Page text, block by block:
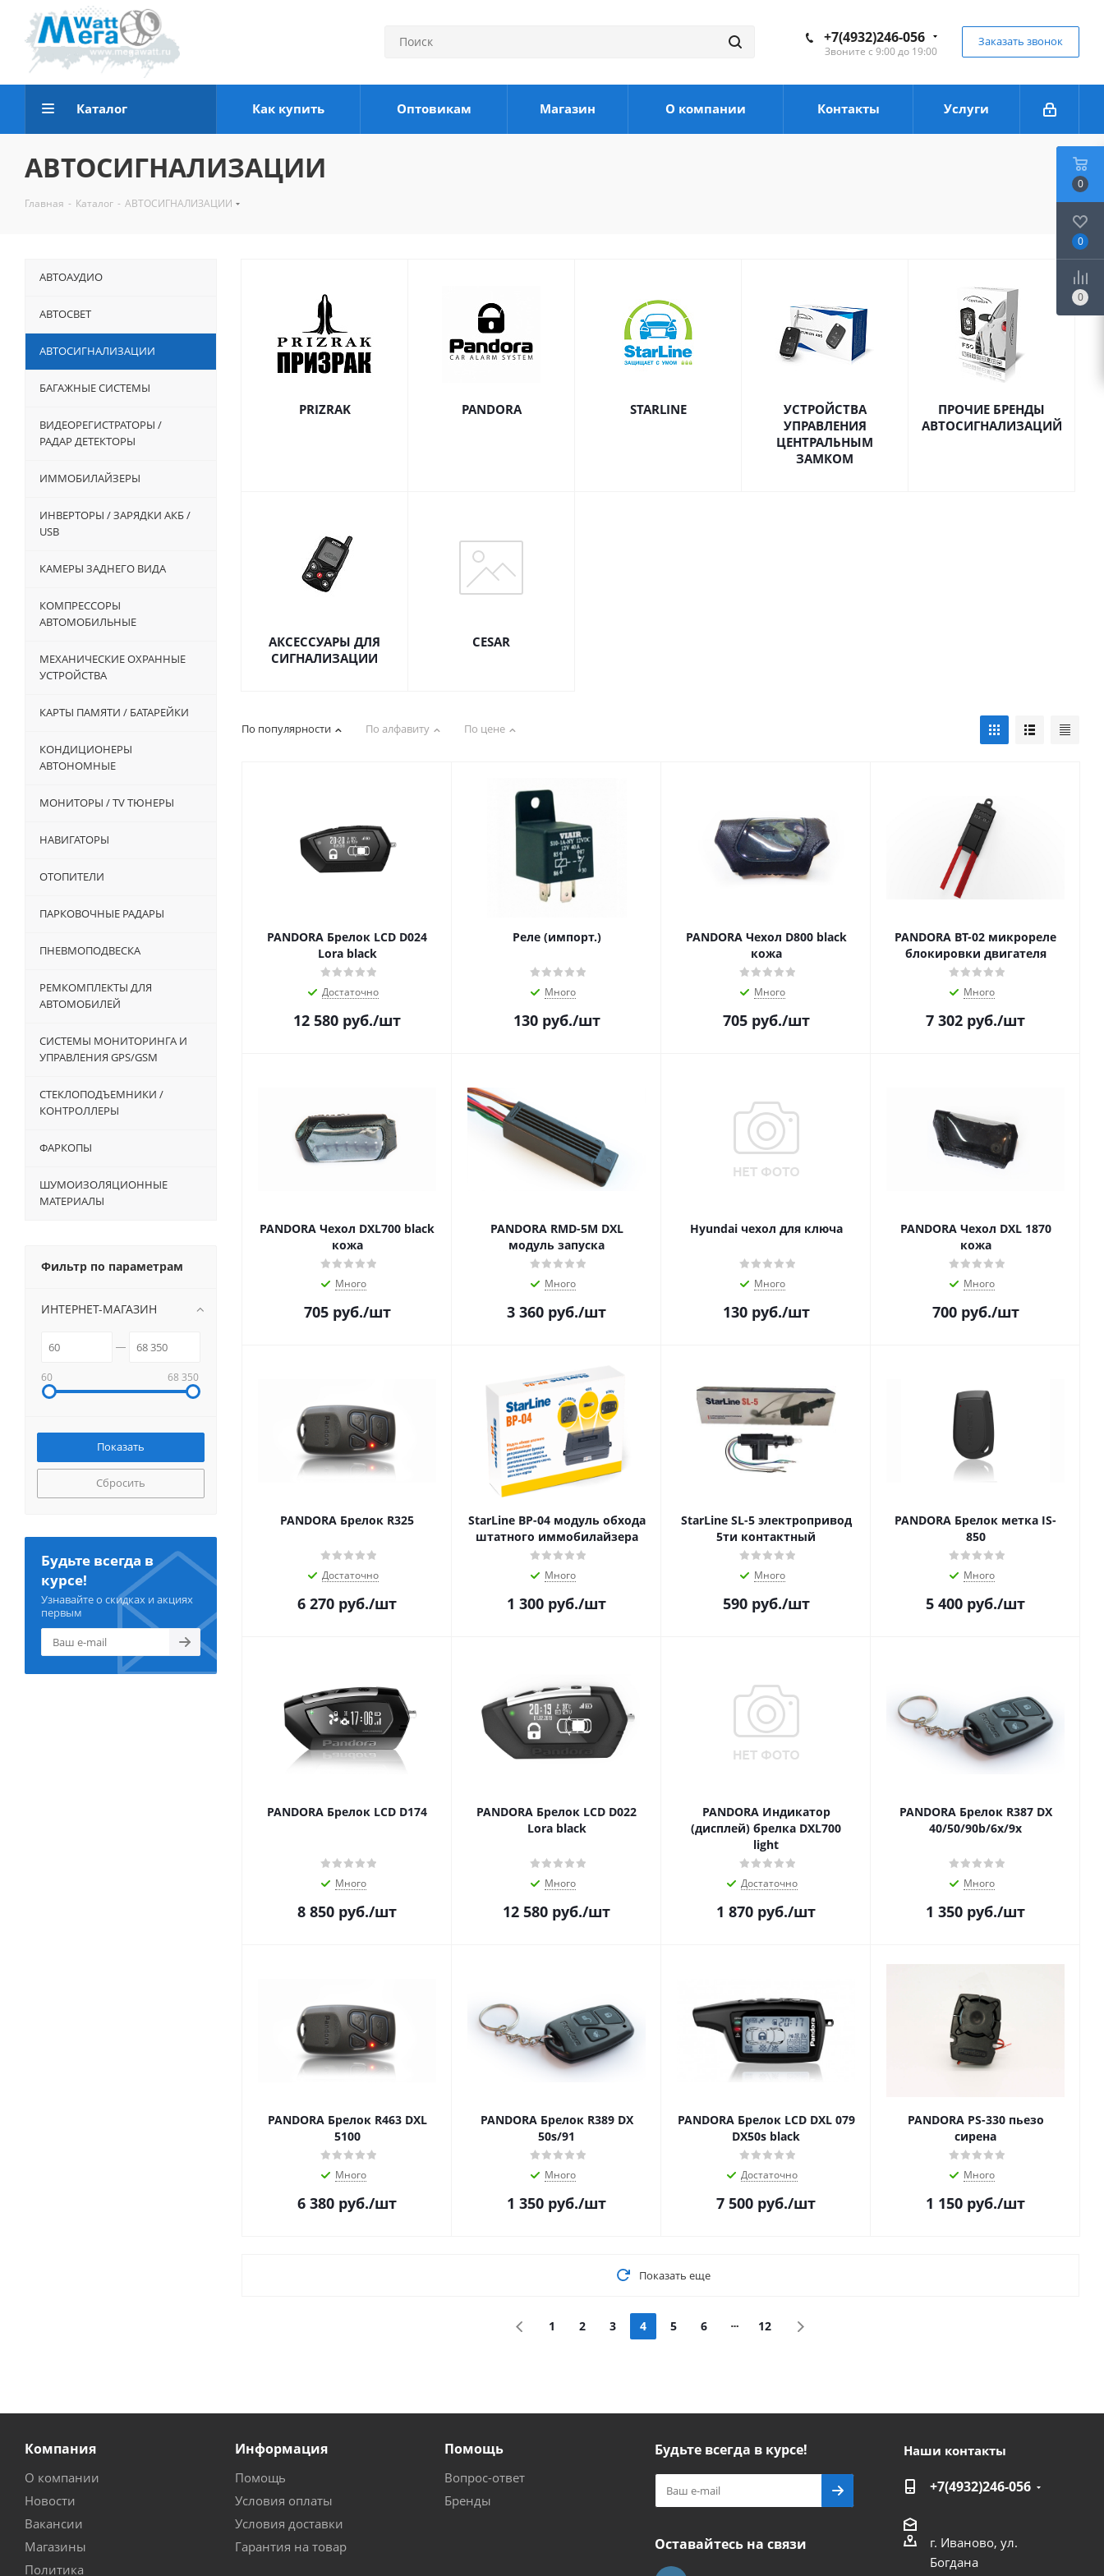
+7(4932)246-056
Звоните с 9:00 до 19:00
Заказать звонок
Каталог Как купить Оптовикам Магазин О компании Контакты Услуги
АВТОСИГНАЛИЗАЦИИ
Главная - Каталог - АВТОСИГНАЛИЗАЦИИ
PRIZRAK PANDORA STARLINE
УСТРОЙСТВА
УПРАВЛЕНИЯ
ЦЕНТРАЛЬНЫМ
ЗАМКОМ
ПРОЧИЕ БРЕНДЫ
АВТОСИГНАЛИЗАЦИЙ
АКСЕССУАРЫ ДЛЯ
СИГНАЛИЗАЦИИ
CESAR
По популярности По алфавиту По цене
PANDORA Брелок LCD D024
Lora black
Достаточно
12 580 руб./шт
Реле (импорт.)
Много
130руб./шт
PANDORA Чехол D800 black
кожа
Много
705руб./шт
PANDORA BT-02 микрореле
блокировки двигателя
Много
7 302 руб./шт
PANDORA Чехол DXL700 black
кожа
Много
705руб./шт
PANDORA RMD-5M DXL
модуль запуска
Много
3 360 руб./шт
Hyundai чехол для ключа
Много
130руб./шт
PANDORA Чехол DXL 1870
кожа
Много
700руб./шт
PANDORA Брелок R325
Достаточно
6 270 руб./шт
StarLine BP-04 модуль обхода
штатного иммобилайзера
Много
1 300 руб./шт
StarLine SL-5 электропривод
5ти контактный
Много
590руб./шт
PANDORA Брелок метка IS-
850
Много
5 400 руб./шт
PANDORA Брелок LCD D174
Много
8 850 руб./шт
PANDORA Брелок LCD D022
Lora black
Много
12 580 руб./шт
PANDORA Индикатор
(дисплей) брелка DXL700
light
Достаточно
1 870 руб./шт
PANDORA Брелок R387 DX
40/50/90b/6x/9x
Много
1 350 руб./шт
PANDORA Брелок R463 DXL
5100
Много
6 380 руб./шт
PANDORA Брелок R389 DX
50s/91
Много
1 350 руб./шт
PANDORA Брелок LCD DXL 079
DX50s black
Достаточно
7 500 руб./шт
PANDORA PS-330 пьезо
сирена
Много
1 150 руб./шт
Показать еще
1 2 3 4 5 6 12
АВТОАУДИО
АВТОСВЕТ
АВТОСИГНАЛИЗАЦИИ
БАГАЖНЫЕ СИСТЕМЫ
ВИДЕОРЕГИСТРАТОРЫ /
РАДАР ДЕТЕКТОРЫ
ИММОБИЛАЙЗЕРЫ
ИНВЕРТОРЫ / ЗАРЯДКИ АКБ /
USB
КАМЕРЫ ЗАДНЕГО ВИДА
КОМПРЕССОРЫ
АВТОМОБИЛЬНЫЕ
МЕХАНИЧЕСКИЕ ОХРАННЫЕ
УСТРОЙСТВА
КАРТЫ ПАМЯТИ / БАТАРЕЙКИ
КОНДИЦИОНЕРЫ
АВТОНОМНЫЕ
МОНИТОРЫ / TV ТЮНЕРЫ
НАВИГАТОРЫ
ОТОПИТЕЛИ
ПАРКОВОЧНЫЕ РАДАРЫ
ПНЕВМОПОДВЕСКА
РЕМКОМПЛЕКТЫ ДЛЯ
АВТОМОБИЛЕЙ
СИСТЕМЫ МОНИТОРИНГА И
УПРАВЛЕНИЯ GPS/GSM
СТЕКЛОПОДЪЕМНИКИ /
КОНТРОЛЛЕРЫ
ФАРКОПЫ
ШУМОИЗОЛЯЦИОННЫЕ
МАТЕРИАЛЫ
Фильтр по параметрам
ИНТЕРНЕТ-МАГАЗИН
60 68 350
Сбросить
Будьте всегда в
курсе!
Узнавайте о скидках и акциях
первым
Компания
О компании
Новости
Вакансии
Магазины
Политика
Информация
Помощь
Условия оплаты
Условия доставки
Гарантия на товар
Помощь
Вопрос-ответ
Бренды
Будьте всегда в курсе!
Оставайтесь на связи
Наши контакты
+7(4932)246-056
г. Иваново, ул.
Богдана
0
0
0